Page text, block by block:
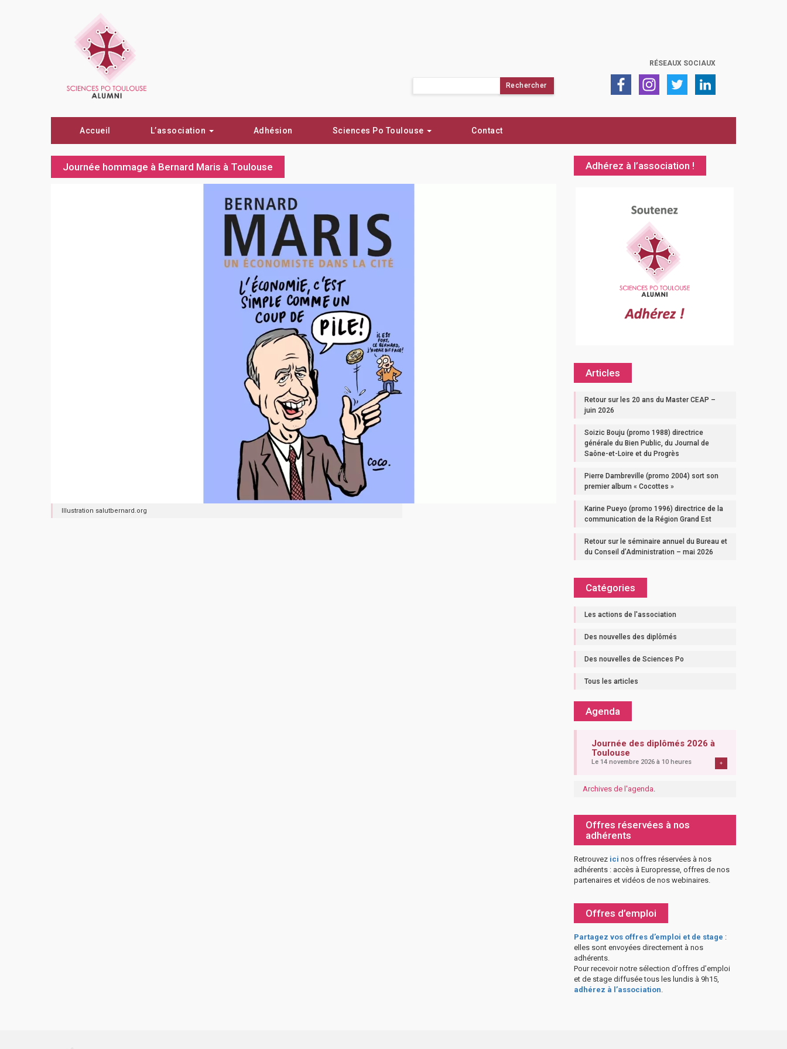
RÉSEAUX SOCIAUX
Accueil L’association Adhésion Sciences Po Toulouse Contact
Journée hommage à Bernard Maris à Toulouse
Illustration salutbernard.org
Adhérez à l’association !
Articles
Retour sur les 20 ans du Master CEAP –
juin 2026
Soizic Bouju (promo 1988) directrice
générale du Bien Public, du Journal de
Saône-et-Loire et du Progrès
Pierre Dambreville (promo 2004) sort son
premier album « Cocottes »
Karine Pueyo (promo 1996) directrice de la
communication de la Région Grand Est
Retour sur le séminaire annuel du Bureau et
du Conseil d’Administration – mai 2026
Catégories
Les actions de l'association
Des nouvelles des diplômés
Des nouvelles de Sciences Po
Tous les articles
Agenda
Journée des diplômés 2026 à
Toulouse
Le 14 novembre 2026 à 10 heures +
Archives de l'agenda.
Offres réservées à nos
adhérents
Retrouvez ici nos offres réservées à nos
adhérents : accès à Europresse, offres de nos
partenaires et vidéos de nos webinaires.
Offres d’emploi
Partagez vos offres d’emploi et de stage :
elles sont envoyées directement à nos
adhérents.
Pour recevoir notre sélection d’offres d’emploi
et de stage diffusée tous les lundis à 9h15,
adhérez à l’association.